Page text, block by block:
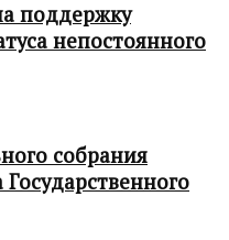
поддержку
непостоянного
собрания